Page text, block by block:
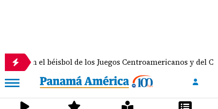
de los Juegos Centroamericanos y del Caribe